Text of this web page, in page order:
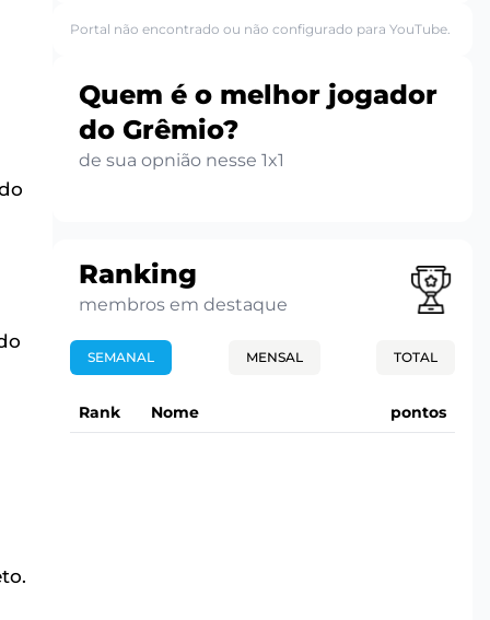
Portal não encontrado ou não configurado para YouTube.
Quem é o melhor jogador
do Grêmio?
de sua opnião nesse 1x1
Ranking
membros em destaque
SEMANAL MENSAL TOTAL
Rank Nome pontos